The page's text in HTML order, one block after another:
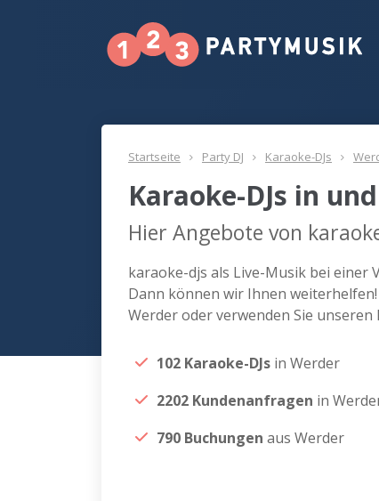
Startseite Party DJ Karaoke-DJs
Karaoke-DJs in
Hier Angebote von
karaoke-djs als Live-Musik bei einer
Dann können wir Ihnen
Werder oder verwenden Sie unseren
102 Karaoke-DJs in Werder
2202 Kundenanfragen in
790 Buchungen aus Werder